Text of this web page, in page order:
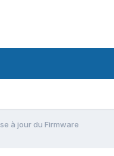
à jour du Firmware